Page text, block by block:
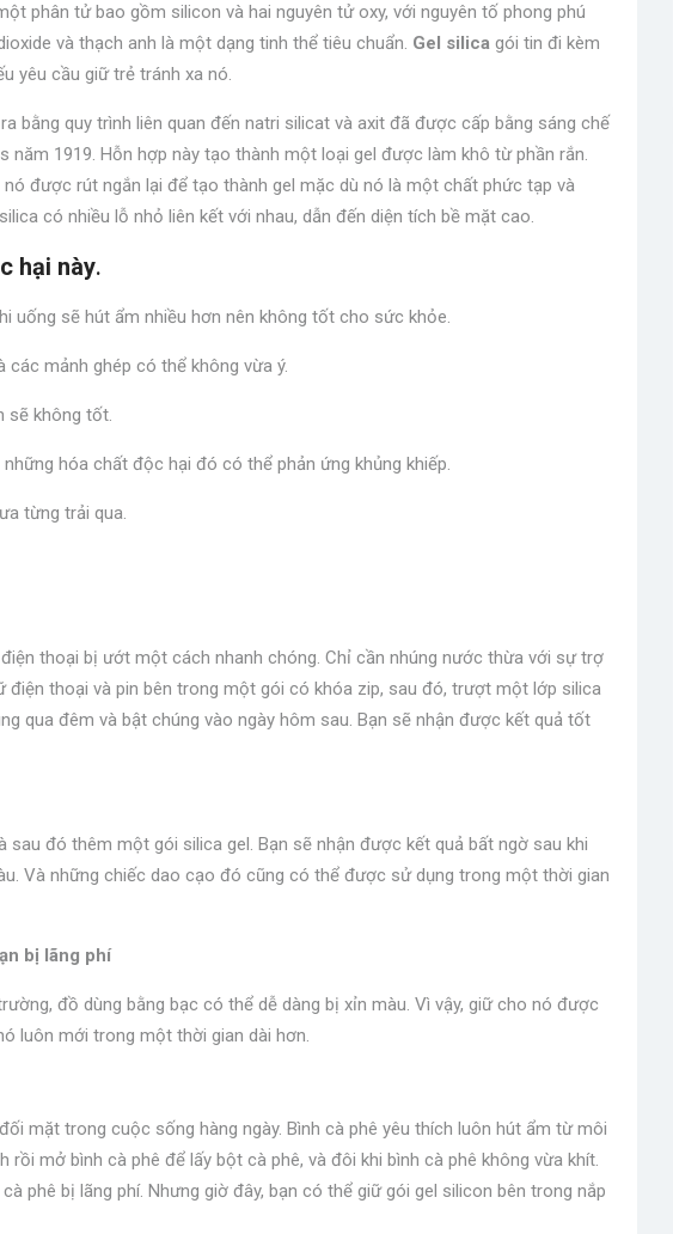
phân tử bao gồm silicon và hai nguyên tử oxy, với nguyên tố phong phú
và thạch anh là một dạng tinh thể tiêu chuẩn. Gel silica gói tin đi kèm
yêu cầu giữ trẻ tránh xa nó.
bằng quy trình liên quan đến natri silicat và axit đã được cấp bằng sáng chế
1919. Hỗn hợp này tạo thành một loại gel được làm khô từ phần rắn.
được rút ngắn lại để tạo thành gel mặc dù nó là một chất phức tạp và
có nhiều lỗ nhỏ liên kết với nhau, dẫn đến diện tích bề mặt cao.
hại này.
uống sẽ hút ẩm nhiều hơn nên không tốt cho sức khỏe.
mảnh ghép có thể không vừa ý.
sẽ không tốt.
hóa chất độc hại đó có thể phản ứng khủng khiếp.
từng trải qua.
thoại bị ướt một cách nhanh chóng. Chỉ cần nhúng nước thừa với sự trợ
điện thoại và pin bên trong một gói có khóa zip, sau đó, trượt một lớp silica
qua đêm và bật chúng vào ngày hôm sau. Bạn sẽ nhận được kết quả tốt
đó thêm một gói silica gel. Bạn sẽ nhận được kết quả bất ngờ sau khi
Và những chiếc dao cạo đó cũng có thể được sử dụng trong một thời gian
bị lãng phí
đồ dùng bằng bạc có thể dễ dàng bị xỉn màu. Vì vậy, giữ cho nó được
luôn mới trong một thời gian dài hơn.
mặt trong cuộc sống hàng ngày. Bình cà phê yêu thích luôn hút ẩm từ môi
mở bình cà phê để lấy bột cà phê, và đôi khi bình cà phê không vừa khít.
phê bị lãng phí. Nhưng giờ đây, bạn có thể giữ gói gel silicon bên trong nắp